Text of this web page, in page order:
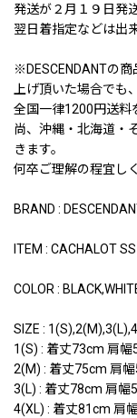
発送が２月１９日発
翌日着指定などは出
※DESCENDANTの
上げ頂いた場合でも
全国一律1200円送料
尚、沖縄・北海道・
きます。
何卒ご理解の程宜し
BRAND :
ITEM : CACHALOT SS
COLOR :
SIZE :
1(S) : 着丈73cm 肩
2(M) : 着丈75cm 肩
3(L) : 着丈78cm 肩
4(XL) : 着丈81cm 肩